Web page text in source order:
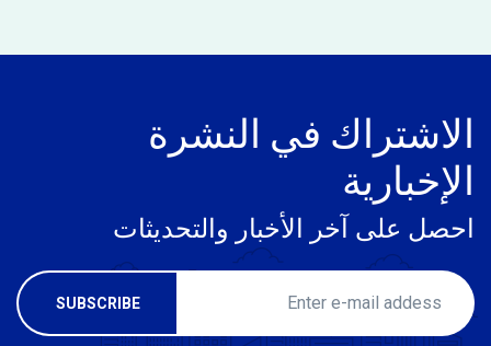
الاشتراك في النشرة
الإخبارية
احصل على آخر الأخبار والتحديثات